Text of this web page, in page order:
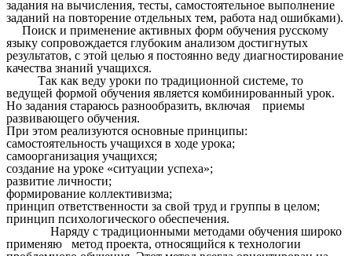
задания на вычисления, тесты, самостоятельное выполнение
заданий на повторение отдельных тем, работа над ошибками).
Поиск и применение активных форм обучения русскому
языку сопровождается глубоким анализом достигнутых
результатов, с этой целью я постоянно веду диагностирование
качества знаний учащихся.
Так как веду уроки по традиционной системе, то
ведущей формой обучения является комбинированный урок.
Но задания стараюсь разнообразить, включая приемы
развивающего обучения.
При этом реализуются основные принципы:
самостоятельность учащихся в ходе урока;
самоорганизация учащихся;
создание на уроке «ситуации успеха»;
развитие личности;
формирование коллективизма;
принцип ответственности за свой труд и группы в целом;
принцип психологического обеспечения.
Наряду с традиционными методами обучения широко
применяю метод проекта, относящийся к технологии